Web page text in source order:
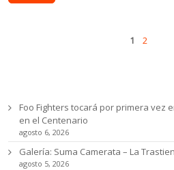
Pages
1 2
Foo Fighters tocará por primera vez
en el Centenario
agosto 6, 2026
Galería: Suma Camerata – La
agosto 5, 2026